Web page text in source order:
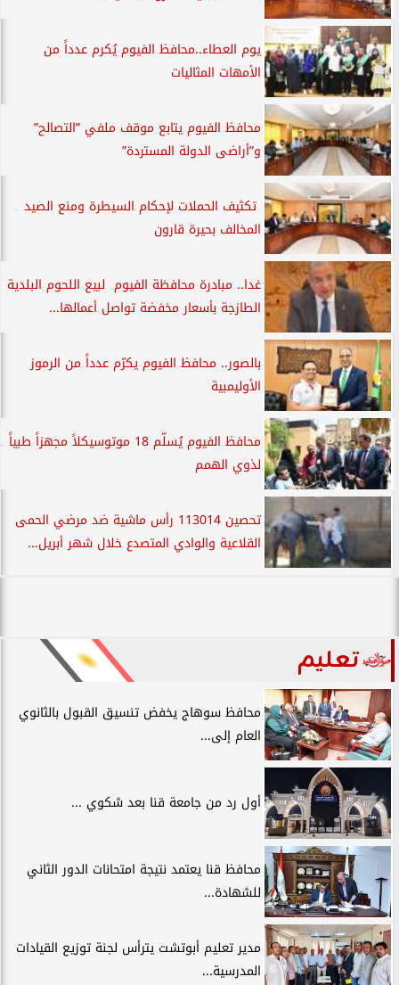
يوم العطاء..محافظ الفيوم يُكرم عدداً من
الأمهات المثاليات
محافظ الفيوم يتابع موقف ملفي ”التصالح”
و”أراضى الدولة المستردة”
تكثيف الحملات لإحكام السيطرة ومنع الصيد
المخالف بحيرة قارون
غدا.. مبادرة محافظة الفيوم لبيع اللحوم البلدية
الطازجة بأسعار مخفضة تواصل أعمالها...
بالصور.. محافظ الفيوم يكرّم عدداً من الرموز
الأوليمبية
محافظ الفيوم يُسلّم 18 موتوسيكلاً مجهزاً طبياً
لذوي الهمم
تحصين 113014 رأس ماشية ضد مرضي الحمى
القلاعية والوادي المتصدع خلال شهر أبريل...
تعليم
محافظ سوهاج يخفض تنسيق القبول بالثانوي
العام إلى...
أول رد من جامعة قنا بعد شكوي ...
محافظ قنا يعتمد نتيجة امتحانات الدور الثاني
للشهادة...
مدير تعليم أبوتشت يترأس لجنة توزيع القيادات
المدرسية...